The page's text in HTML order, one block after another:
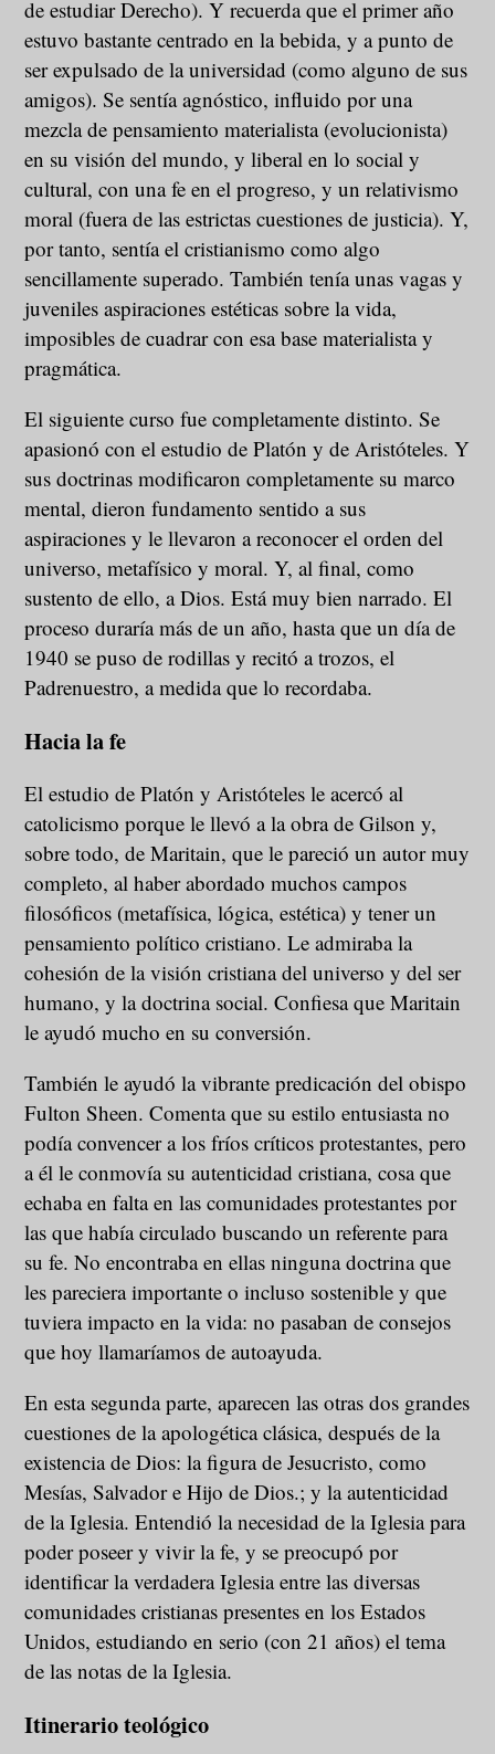
de estudiar Derecho). Y recuerda que el primer año
estuvo bastante centrado en la bebida, y a punto de
ser expulsado de la universidad (como alguno de sus
amigos). Se sentía agnóstico, influido por una
mezcla de pensamiento materialista (evolucionista)
en su visión del mundo, y liberal en lo social y
cultural, con una fe en el progreso, y un relativismo
moral (fuera de las estrictas cuestiones de justicia). Y,
por tanto, sentía el cristianismo como algo
sencillamente superado. También tenía unas vagas y
juveniles aspiraciones estéticas sobre la vida,
imposibles de cuadrar con esa base materialista y
pragmática.
El siguiente curso fue completamente distinto. Se
apasionó con el estudio de Platón y de Aristóteles. Y
sus doctrinas modificaron completamente su marco
mental, dieron fundamento sentido a sus
aspiraciones y le llevaron a reconocer el orden del
universo, metafísico y moral. Y, al final, como
sustento de ello, a Dios. Está muy bien narrado. El
proceso duraría más de un año, hasta que un día de
1940 se puso de rodillas y recitó a trozos, el
Padrenuestro, a medida que lo recordaba.
Hacia la fe
El estudio de Platón y Aristóteles le acercó al
catolicismo porque le llevó a la obra de Gilson y,
sobre todo, de Maritain, que le pareció un autor muy
completo, al haber abordado muchos campos
filosóficos (metafísica, lógica, estética) y tener un
pensamiento político cristiano. Le admiraba la
cohesión de la visión cristiana del universo y del ser
humano, y la doctrina social. Confiesa que Maritain
le ayudó mucho en su conversión.
También le ayudó la vibrante predicación del obispo
Fulton Sheen. Comenta que su estilo entusiasta no
podía convencer a los fríos críticos protestantes, pero
a él le conmovía su autenticidad cristiana, cosa que
echaba en falta en las comunidades protestantes por
las que había circulado buscando un referente para
su fe. No encontraba en ellas ninguna doctrina que
les pareciera importante o incluso sostenible y que
tuviera impacto en la vida: no pasaban de consejos
que hoy llamaríamos de autoayuda.
En esta segunda parte, aparecen las otras dos grandes
cuestiones de la apologética clásica, después de la
existencia de Dios: la figura de Jesucristo, como
Mesías, Salvador e Hijo de Dios.; y la autenticidad
de la Iglesia. Entendió la necesidad de la Iglesia para
poder poseer y vivir la fe, y se preocupó por
identificar la verdadera Iglesia entre las diversas
comunidades cristianas presentes en los Estados
Unidos, estudiando en serio (con 21 años) el tema
de las notas de la Iglesia.
Itinerario teológico